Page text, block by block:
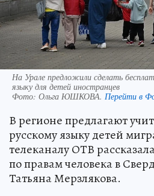
На Урале предложили сделать
языку для детей иностранцев
Фото: Ольга ЮШКОВА. Перейти в
В регионе предлагают
русскому языку детей
телеканалу ОТВ
по правам человека в
Татьяна Мерзлякова.